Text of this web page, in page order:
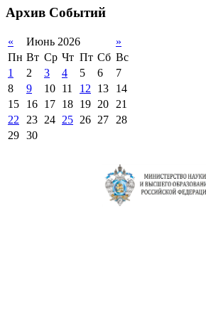
2011-2012 уч.год
Архив Событий
« Июнь 2026
»
Пн Вт Ср Чт Пт Сб Вс
1
2 3 4 5 6
7
8
9 10 11 12 13
14
15
16 17 18 19 20 21
22 23 24 25 26 27 28
29 30